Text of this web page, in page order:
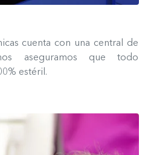
cuenta con una central de
aseguramos que todo
estéril.